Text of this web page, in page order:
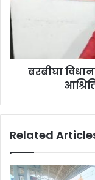
त
बा
ही
2
त
गे
फ
वि
धा
न
स
भा
आ
क
बरबीघा
Related